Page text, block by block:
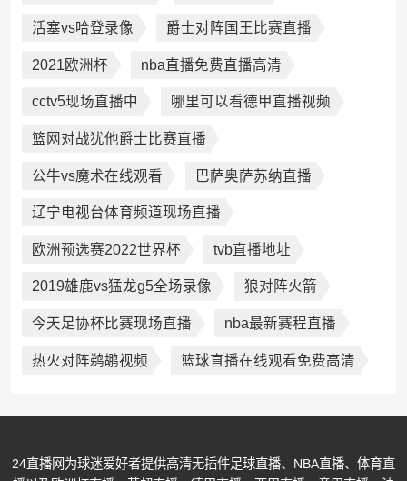
活塞vs哈登录像 爵士对阵国王比赛直播
2021欧洲杯 nba直播免费直播高清
cctv5现场直播中 哪里可以看德甲直播视频
篮网对战犹他爵士比赛直播
公牛vs魔术在线观看 巴萨奥萨苏纳直播
辽宁电视台体育频道现场直播
欧洲预选赛2022世界杯 tvb直播地址
2019雄鹿vs猛龙g5全场录像 狼对阵火箭
今天足协杯比赛现场直播 nba最新赛程直播
热火对阵鹈鹕视频 篮球直播在线观看免费高清
24直播网为球迷爱好者提供高清无插件足球直播、NBA直播、体育直